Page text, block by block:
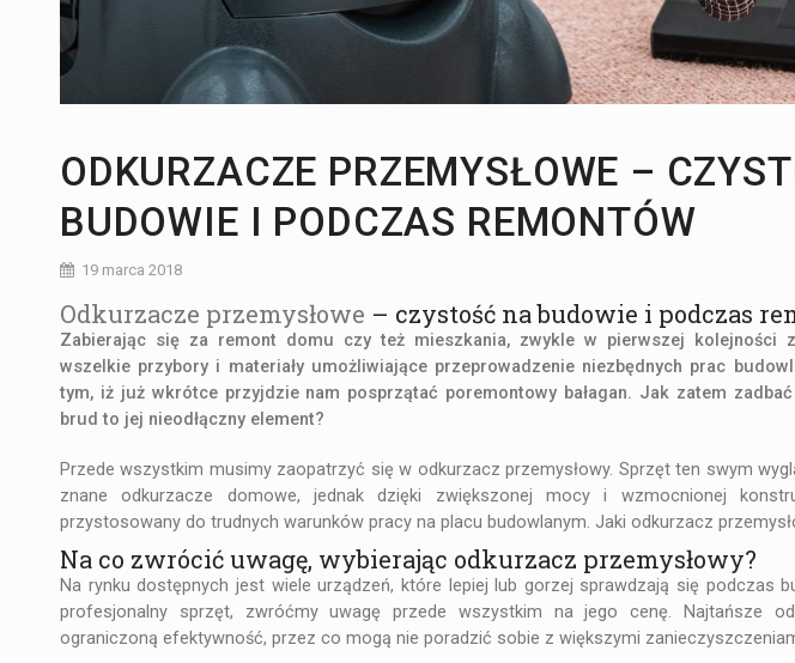
ODKURZACZE PRZEMYSŁOWE –
BUDOWIE I PODCZAS REMONTÓW
19 marca 2018
Odkurzacze przemysłowe – czystość na budowie i podczas
Zabierając się za remont domu czy też mieszkania, zwykle w pierwszej kolejności
wszelkie przybory i materiały umożliwiające przeprowadzenie niezbędnych prac
tym, iż już wkrótce przyjdzie nam posprzątać poremontowy bałagan. Jak zatem
brud to jej nieodłączny element?
Przede wszystkim musimy zaopatrzyć się w odkurzacz przemysłowy. Sprzęt ten swym
znane odkurzacze domowe, jednak dzięki zwiększonej mocy i wzmocnionej
przystosowany do trudnych warunków pracy na placu budowlanym. Jaki odkurzacz
Na co zwrócić uwagę, wybierając odkurzacz przemysłowy?
Na rynku dostępnych jest wiele urządzeń, które lepiej lub gorzej sprawdzają się podczas
profesjonalny sprzęt, zwróćmy uwagę przede wszystkim na jego cenę. Najtańsze
ograniczoną efektywność, przez co mogą nie poradzić sobie z większymi